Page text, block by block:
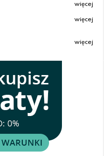
więcej
więcej
więcej